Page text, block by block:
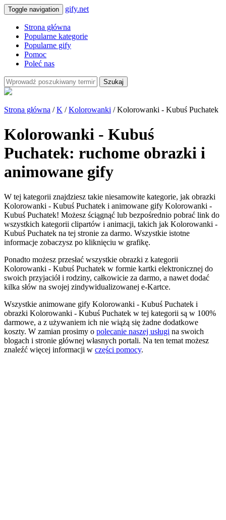
Toggle navigation gify.net
Strona główna
Popularne kategorie
Popularne gify
Pomoc
Poleć nas
Szukaj
Strona główna /K /Kolorowanki / Kolorowanki - Kubuś Puchatek
Kolorowanki - Kubuś
Puchatek: ruchome obrazki i
animowane gify
W tej kategorii znajdziesz takie niesamowite kategorie, jak obrazki
Kolorowanki - Kubuś Puchatek i animowane gify Kolorowanki -
Kubuś Puchatek! Możesz ściągnąć lub bezpośrednio pobrać link do
wszystkich kategorii clipartów i animacji, takich jak Kolorowanki -
Kubuś Puchatek na tej stronie za darmo. Wszystkie istotne
informacje zobaczysz po kliknięciu w grafikę.
Ponadto możesz przesłać wszystkie obrazki z kategorii
Kolorowanki - Kubuś Puchatek w formie kartki elektronicznej do
swoich przyjaciół i rodziny, całkowicie za darmo, a nawet dodać
kilka słów na swojej zindywidualizowanej e-Kartce.
Wszystkie animowane gify Kolorowanki - Kubuś Puchatek i
obrazki Kolorowanki - Kubuś Puchatek w tej kategorii są w 100%
darmowe, a z używaniem ich nie wiążą się żadne dodatkowe
koszty. W zamian prosimy o polecanie naszej usługi na swoich
blogach i stronie głównej własnych portali. Na ten temat możesz
znaleźć więcej informacji w części pomocy.